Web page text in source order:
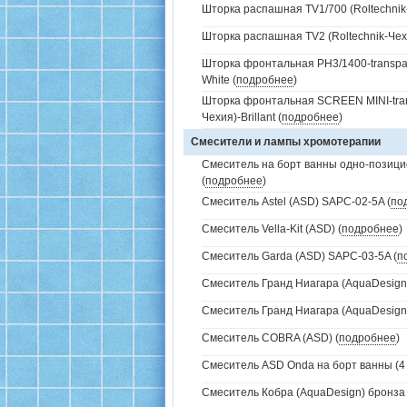
Шторка распашная TV1/700
Шторка распашная TV2 (Roltechnik-
Шторка фронтальная PH3/1400-
White (подробнее)
Шторка фронтальная SCREEN MINI-
Чехия)-Brillant (подробнее)
Смесители и лампы хромотерапии
Смеситель на борт ванны одно-
(подробнее)
Смеситель Astel (ASD) SAPC-02-5A (
Смеситель Vella-Kit (ASD) (подробнее)
Смеситель Garda (ASD) SAPC-03-5A (
Смеситель Гранд Ниагара
Смеситель Гранд Ниагара
Смеситель COBRA (ASD) (подробнее)
Смеситель ASD Onda на борт ванны
Смеситель Кобра (AquaDesign) бронза